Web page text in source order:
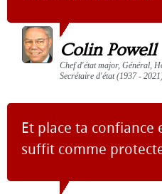
Colin Powell
Chef d'état major, Général,
Secrétaire d'état (1937 -
Et place ta confiance
suffit comme